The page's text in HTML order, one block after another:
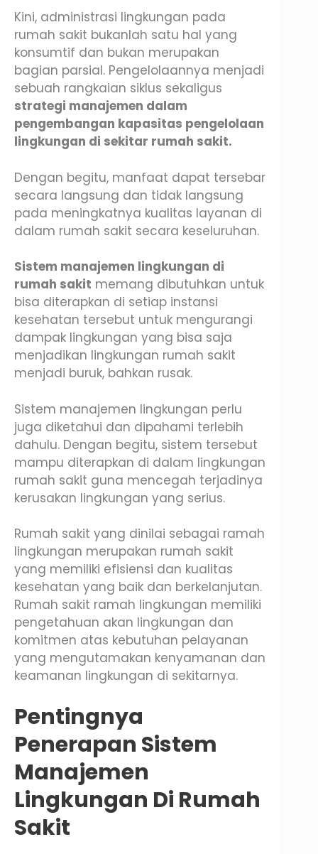
Kini, administrasi lingkungan pada
rumah sakit bukanlah satu hal yang
konsumtif dan bukan merupakan
bagian parsial. Pengelolaannya menjadi
sebuah rangkaian siklus sekaligus
strategi manajemen dalam
pengembangan kapasitas pengelolaan
lingkungan di sekitar rumah sakit.
Dengan begitu, manfaat dapat tersebar
secara langsung dan tidak langsung
pada meningkatnya kualitas layanan di
dalam rumah sakit secara keseluruhan.
Sistem manajemen lingkungan di
rumah sakit memang dibutuhkan untuk
bisa diterapkan di setiap instansi
kesehatan tersebut untuk mengurangi
dampak lingkungan yang bisa saja
menjadikan lingkungan rumah sakit
menjadi buruk, bahkan rusak.
Sistem manajemen lingkungan perlu
juga diketahui dan dipahami terlebih
dahulu. Dengan begitu, sistem tersebut
mampu diterapkan di dalam lingkungan
rumah sakit guna mencegah terjadinya
kerusakan lingkungan yang serius.
Rumah sakit yang dinilai sebagai ramah
lingkungan merupakan rumah sakit
yang memiliki efisiensi dan kualitas
kesehatan yang baik dan berkelanjutan.
Rumah sakit ramah lingkungan memiliki
pengetahuan akan lingkungan dan
komitmen atas kebutuhan pelayanan
yang mengutamakan kenyamanan dan
keamanan lingkungan di sekitarnya.
Pentingnya
Penerapan Sistem
Manajemen
Lingkungan Di Rumah
Sakit